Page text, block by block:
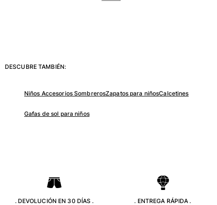
Partes de abajo
Polos
Shorts
DESCUBRE TAMBIÉN:
Niños Accesorios SombrerosZapatos para niñosCalcetines
Gafas de sol para niños
. DEVOLUCIÓN EN 30 DÍAS . . ENTREGA RÁPIDA .